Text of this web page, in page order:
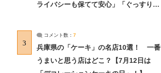
ライバシーも保てて安心」「ぐっすり眠
3
コメント数： 7
兵庫県の「ケーキ」の名店10選！ 一番
うまいと思う店はどこ？【7月12日は